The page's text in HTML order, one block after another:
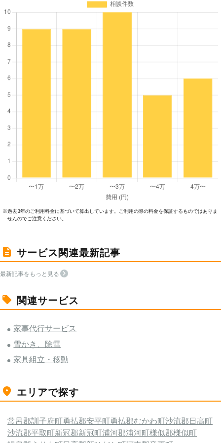
※過去3年のご利⽤料⾦に基づいて算出しています。ご利⽤の際の料⾦を保証するものではありま
せんのでご注意ください。
サービス関連最新記事
最新記事をもっと見る
関連サービス
家事代行サービス
雪かき、除雪
家具組立・移動
エリアで探す
常呂郡訓子府町勇払郡安平町勇払郡むかわ町沙流郡日高町
沙流郡平取町新冠郡新冠町浦河郡浦河町様似郡様似町